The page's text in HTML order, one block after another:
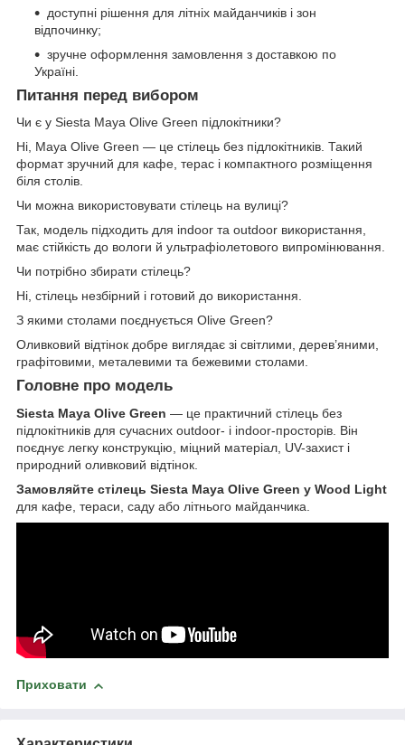
доступні рішення для літніх майданчиків і зон
відпочинку;
зручне оформлення замовлення з доставкою по
Україні.
Питання перед вибором
Чи є у Siesta Maya Olive Green підлокітники?
Ні, Maya Olive Green — це стілець без підлокітників. Такий
формат зручний для кафе, терас і компактного розміщення
біля столів.
Чи можна використовувати стілець на вулиці?
Так, модель підходить для indoor та outdoor використання,
має стійкість до вологи й ультрафіолетового випромінювання.
Чи потрібно збирати стілець?
Ні, стілець незбірний і готовий до використання.
З якими столами поєднується Olive Green?
Оливковий відтінок добре виглядає зі світлими, дерев’яними,
графітовими, металевими та бежевими столами.
Головне про модель
Siesta Maya Olive Green — це практичний стілець без
підлокітників для сучасних outdoor- і indoor-просторів. Він
поєднує легку конструкцію, міцний матеріал, UV-захист і
природний оливковий відтінок.
Замовляйте стілець Siesta Maya Olive Green у Wood Light
для кафе, тераси, саду або літнього майданчика.
Приховати